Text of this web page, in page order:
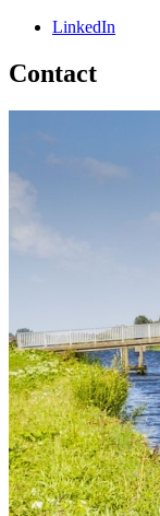
LinkedIn
Contact